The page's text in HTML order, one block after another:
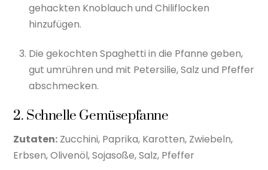
gehackten Knoblauch und Chiliflocken
hinzufügen.
Die gekochten Spaghetti in die Pfanne geben,
gut umrühren und mit Petersilie, Salz und Pfeffer
abschmecken.
2. Schnelle Gemüsepfanne
Zutaten: Zucchini, Paprika, Karotten, Zwiebeln,
Erbsen, Olivenöl, Sojasoße, Salz, Pfeffer